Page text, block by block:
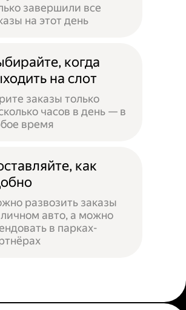
завершили все
на этот день
когда
на слот
заказы только
часов в день — в
время
как
развозить заказы
авто, а можно
в парках-